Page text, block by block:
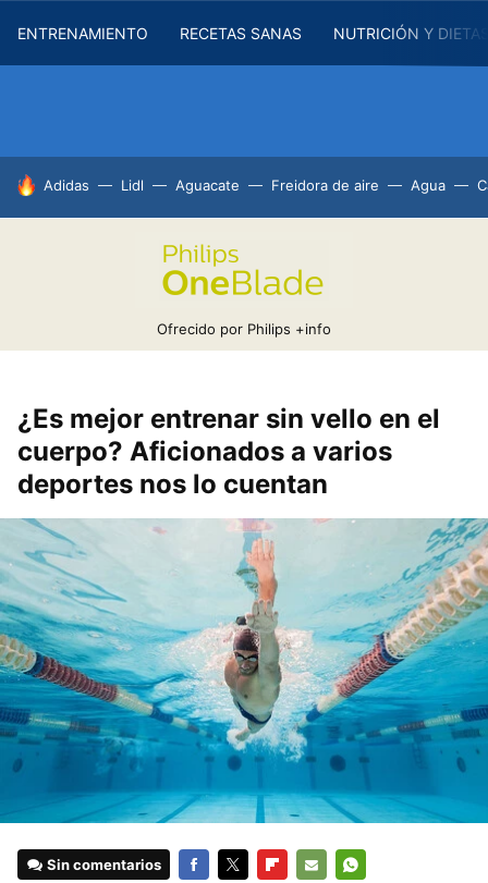
ENTRENAMIENTO RECETAS SANAS NUTRICIÓN Y
HOY SE HABLA DE
Adidas Lidl Aguacate Freidora de aire Agua
Ofrecido por Philips +info
¿Es mejor entrenar sin vello en el
cuerpo? Aficionados a varios
deportes nos lo cuentan
Sin comentarios